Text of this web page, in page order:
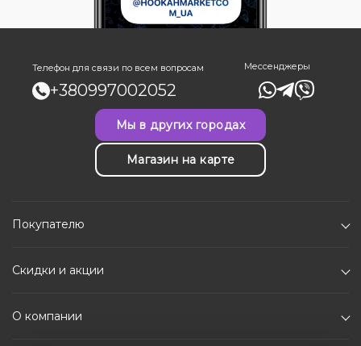
Телефон для связи по всем вопросам
+380997002052
Мессенджеры
Мы в других городах
Магазин на карте
Покупателю
Скидки и акции
О компании